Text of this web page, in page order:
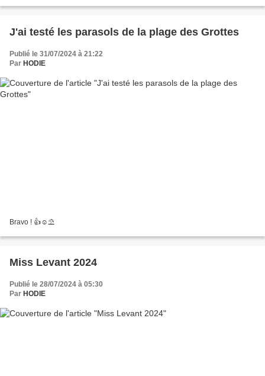
J'ai testé les parasols de la plage des Grottes
Publié le 31/07/2024 à 21:22
Par HODIE
Bravo ! 👍☺⛱
Miss Levant 2024
Publié le 28/07/2024 à 05:30
Par HODIE